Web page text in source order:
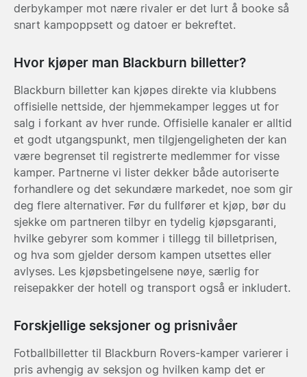
derbykamper mot nære rivaler er det lurt å booke så
snart kampoppsett og datoer er bekreftet.
Hvor kjøper man Blackburn billetter?
Blackburn billetter kan kjøpes direkte via klubbens
offisielle nettside, der hjemmekamper legges ut for
salg i forkant av hver runde. Offisielle kanaler er alltid
et godt utgangspunkt, men tilgjengeligheten der kan
være begrenset til registrerte medlemmer for visse
kamper. Partnerne vi lister dekker både autoriserte
forhandlere og det sekundære markedet, noe som gir
deg flere alternativer. Før du fullfører et kjøp, bør du
sjekke om partneren tilbyr en tydelig kjøpsgaranti,
hvilke gebyrer som kommer i tillegg til billetprisen,
og hva som gjelder dersom kampen utsettes eller
avlyses. Les kjøpsbetingelsene nøye, særlig for
reisepakker der hotell og transport også er inkludert.
Forskjellige seksjoner og prisnivåer
Fotballbilletter til Blackburn Rovers-kamper varierer i
pris avhengig av seksjon og hvilken kamp det er